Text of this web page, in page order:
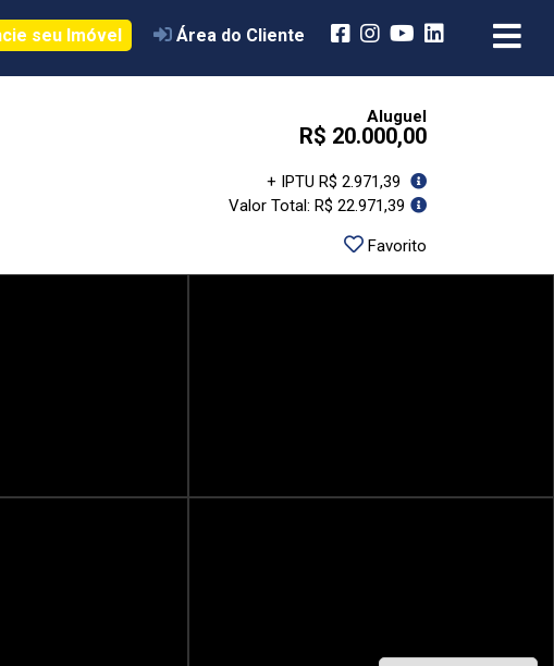
seu Imóvel Área do Cliente
Aluguel
R$ 20.000,00
+ IPTU R$ 2.971,39
Valor Total: R$ 22.971,39
Favorito